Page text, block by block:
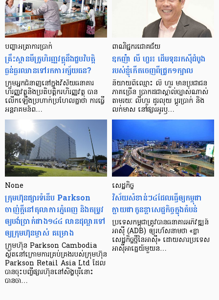
បញ្ហា​អត្រា​ការប្រាក់
គ្រឹះស្ថាន​មីក្រូ​ហិរញ្ញវត្ថុ​នឹង​ជួប​វិបត្តិ​
ធ្ងន់ធ្ងរ​ឈាន​ទៅ​រក​ការ​ក្ស័យធន?
ក្រុម​អ្នក​ជំនាញ​នៅ​ក្នុង​វិស័យ​ធនាគារ
ហិរញ្ញវត្ថុ​និង​ប្រតិបត្តិករ​ហិរញ្ញ​វត្ថុ បាន​​
លើក​ឡើង​ប្រហាក់​ប្រហែល​គ្នា​ថា ការ​ធ្វើ​
អន្តរាគមន៍​ព…
ពាណិជ្ជករជោគជ័យ
ឧកញ៉ា លី ហួរ៖ ដើមទុនរកស៊ីដំបូង
របស់ខ្ញុំកើតចេញពីជ្រូក១ក្បាល
និយាយ​ពី​ឈ្មោះ លី ហួរ មាន​ប្រជាជន​
ភាគ​ច្រើន ប្រាកដ​ជា​ស្គាល់​ច្បាស់​ណាស់
តាមរយៈ លីហួរ ដូរ​លុយ ប្តូរ​បា្រក់ និង​
លក់​មាស នៅ​ផ្សារ​អូរ​ឫ…
None
ក្រុមហ៊ុនផ្សារទំនើប Parkson
ចាញ់ក្ដីនៅតុលាការភ្នំពេញ និងតម្រូវ
ឲ្យបង់ប្រាក់ជាង១៤៤ លានដុល្លារទៅ
ឲ្យក្រុមហ៊ុនម្ចាស់ គម្រោង
ក្រុមហ៊ុន Parkson Cambodia
ស្ថិតនៅក្រោមការគ្រប់គ្រងរបស់ក្រុមហ៊ុន
Parkson Retail Asia Ltd ដែល
បានចុះបញ្ចីផ្សារហ៊ុននៅសិង្ហបុរីនោះ
បានចា…
សេដ្ឋកិច្ច​
វិស័យ​សំខាន់ៗ​៤​ដែល​ធ្វើ​ឲ្យ​កម្ពុជា​
ក្លាយ​ជា​កូន​ខ្លា​សេដ្ឋកិច្ច​ក្នុង​តំបន់
ប្រទេស​កម្ពុជា​ត្រូវ​បាន​ធនាគារ​អភិវឌ្ឍន៍​
អាស៊ី (ADB) ឲ្យ​រហ័ស​នាមថា «ខ្លា​
សេដ្ឋកិច្ច​ថ្មី​នៃ​អាស៊ី» ដោយសារ​ប្រទេស​
អាស៊ី​អាគ្នេយ៍​មួយ​ន…